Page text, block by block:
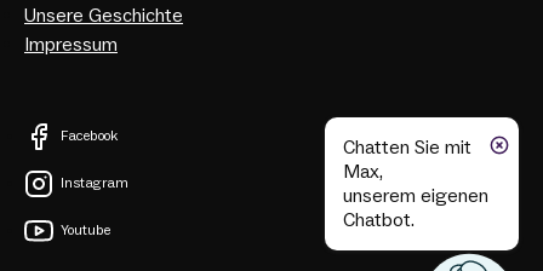
Chatten Sie mit
Max,
unserem eigenen
Chatbot.
Facebook
Instagram
Youtube
Unsere Geschichte
Impressum